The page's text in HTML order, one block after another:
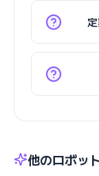
他のロボッ